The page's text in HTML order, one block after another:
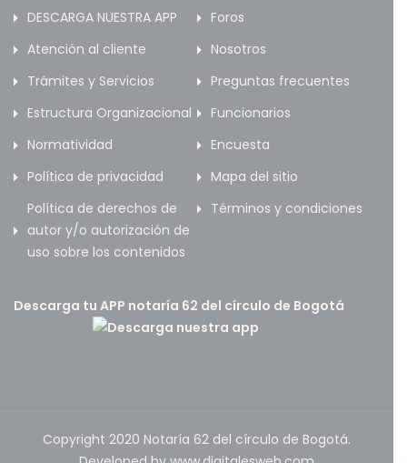
DESCARGA NUESTRA APP
Foros
Atención al cliente
Nosotros
Trámites y Servicios
Preguntas frecuentes
Estructura Organizacional
Funcionarios
Normatividad
Encuesta
Política de privacidad
Mapa del sitio
Política de derechos de
autor y/o autorización de
uso sobre los contenidos
Términos y condiciones
Descarga tu APP notaría 62 del círculo de Bogotá
Copyright 2020 Notaría 62 del círculo de Bogotá.